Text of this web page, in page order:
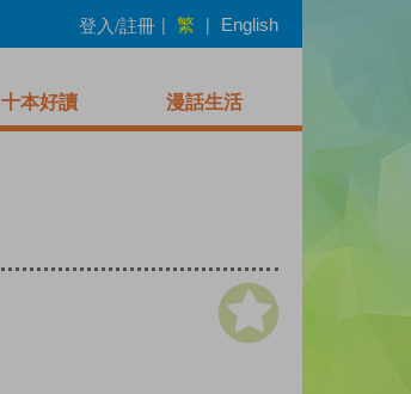
登入/註冊 | 繁 | English
十本好讀 漫話生活